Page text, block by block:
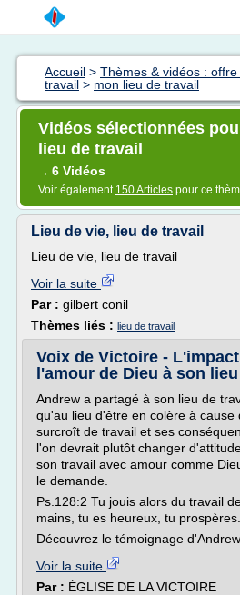
Accueil > Thèmes & vidéos :
travail > mon lieu de travail
Vidéos sélectionnées
lieu de travail
→ 6 Vidéos
Voir également 150 Articles pour ce
Lieu de vie, lieu de travail
Lieu de vie, lieu de travail
Voir la suite
Par : gilbert conil
Thèmes liés : lieu de travail
Voix de Victoire -
l'amour de Dieu à son
Andrew a partagé à son lieu de
qu'au lieu d'être en colère à cause
surcroît de travail et ses
l'on devrait plutôt changer
son travail avec amour comme
le demande.
Ps.128:2 Tu jouis alors du travail
mains, tu es heureux, tu prospères.
Découvrez le témoignage
Voir la suite
Par : ÉGLISE DE LA VICTOIRE